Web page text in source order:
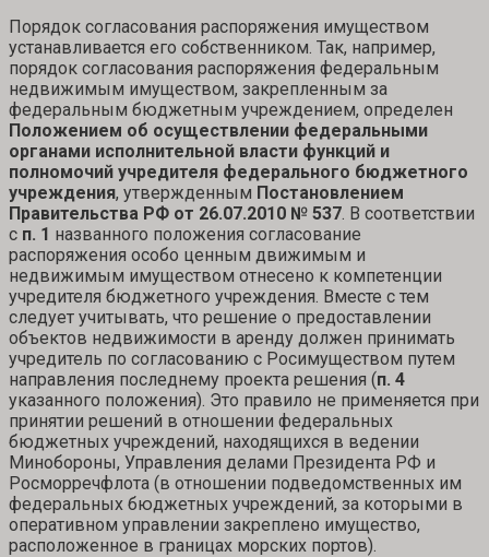
Порядок согласования распоряжения имуществом
устанавливается его собственником. Так, например,
порядок согласования распоряжения федеральным
недвижимым имуществом, закрепленным за
федеральным бюджетным учреждением, определен
Положением об осуществлении федеральными
органами исполнительной власти функций и
полномочий учредителя федерального бюджетного
учреждения, утвержденным Постановлением
Правительства РФ от 26.07.2010 № 537. В соответствии
с п. 1 названного положения согласование
распоряжения особо ценным движимым и
недвижимым имуществом отнесено к компетенции
учредителя бюджетного учреждения. Вместе с тем
следует учитывать, что решение о предоставлении
объектов недвижимости в аренду должен принимать
учредитель по согласованию с Росимуществом путем
направления последнему проекта решения (п. 4
указанного положения). Это правило не применяется при
принятии решений в отношении федеральных
бюджетных учреждений, находящихся в ведении
Минобороны, Управления делами Президента РФ и
Росморречфлота (в отношении подведомственных им
федеральных бюджетных учреждений, за которыми в
оперативном управлении закреплено имущество,
расположенное в границах морских портов).